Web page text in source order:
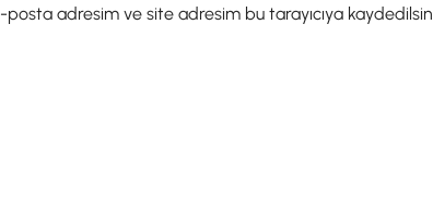
posta adresim ve site adresim bu tarayıcıya kaydedilsin.